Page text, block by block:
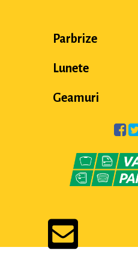
Parbrize
Lunete
Geamuri